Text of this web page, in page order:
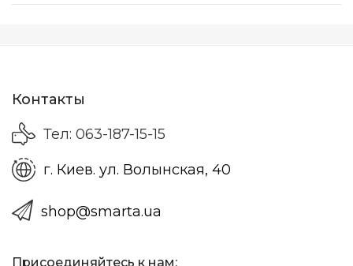
Контакты
Тел: 063-187-15-15
г. Киев. ул. Волынская, 40
shop@smarta.ua
Присоединяйтесь к нам: